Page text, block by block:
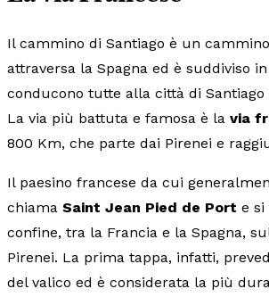
Il cammino di Santiago è un
attraversa la Spagna ed è suddiviso
conducono tutte alla città di Santiago
La via più battuta e famosa è la via
800 Km, che parte dai Pirenei e
Il paesino francese da cui
chiama Saint Jean Pied de Port e si
confine, tra la Francia e la Spagna,
Pirenei. La prima tappa, infatti,
del valico ed è considerata la più